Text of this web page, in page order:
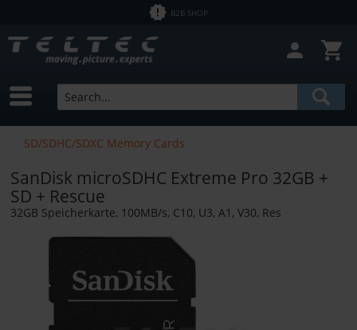
B2B SHOP
SD/SDHC/SDXC Memory Cards
SanDisk microSDHC Extreme Pro 32GB +
SD + Rescue
32GB Speicherkarte, 100MB/s, C10, U3, A1, V30, Res
In Stock
Brands
from€0.01 to€5900.00